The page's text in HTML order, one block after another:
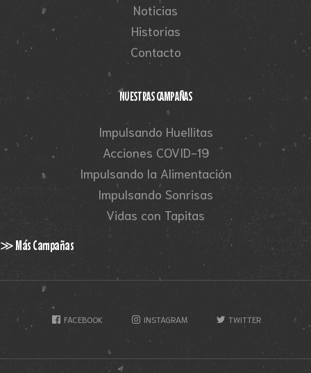
Noticias
Historias
Contacto
NUESTRAS CAMPAÑAS
Impulsando Huellitas
Acciones COVID-19
Impulsando la Alimentación
Impulsando Sonrisas
Vidas con Tapitas
≫ Más Campañas
FACEBOOK INSTAGRAM TWITTER